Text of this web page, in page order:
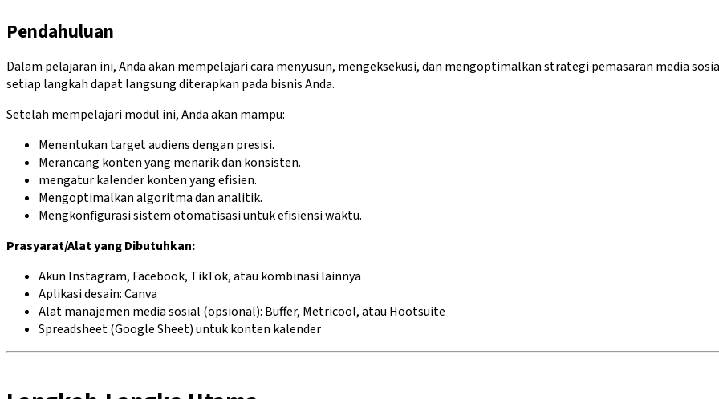
Pendahuluan
Dalam pelajaran ini, Anda akan mempelajari cara menyusun, mengeksekusi, dan mengoptimalkan strategi pemasaran media
setiap langkah dapat langsung diterapkan pada bisnis Anda.
Setelah mempelajari modul ini, Anda akan mampu:
Menentukan target audiens dengan presisi.
Merancang konten yang menarik dan konsisten.
mengatur kalender konten yang efisien.
Mengoptimalkan algoritma dan analitik.
Mengkonfigurasi sistem otomatisasi untuk efisiensi waktu.
Prasyarat/Alat yang Dibutuhkan:
Akun Instagram, Facebook, TikTok, atau kombinasi lainnya
Aplikasi desain: Canva
Alat manajemen media sosial (opsional): Buffer, Metricool, atau Hootsuite
Spreadsheet (Google Sheet) untuk konten kalender